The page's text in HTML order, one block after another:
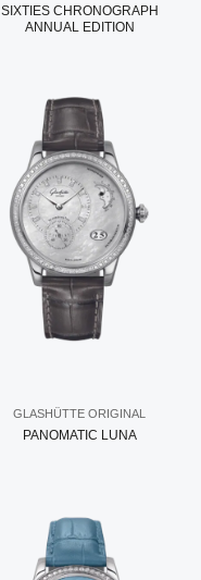
SIXTIES CHRONOGRAPH
ANNUAL EDITION
GLASHÜTTE ORIGINAL
PANOMATIC LUNA